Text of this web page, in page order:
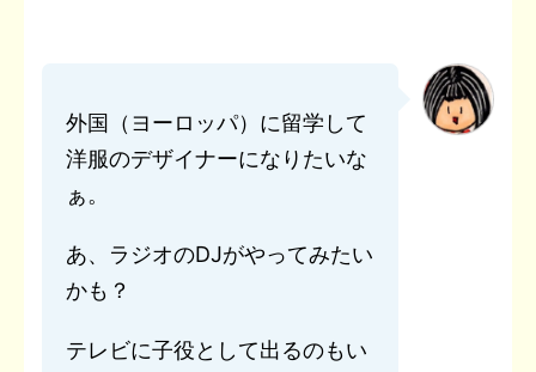
外国（ヨーロッパ）に留学して
洋服のデザイナーになりたいな
ぁ。
あ、ラジオのDJがやってみたい
かも？
テレビに子役として出るのもい